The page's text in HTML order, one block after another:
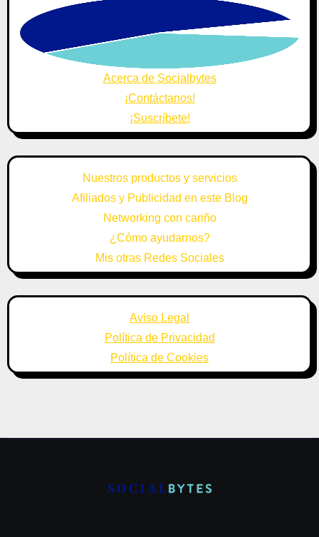
Acerca de Socialbytes
¡Contáctanos!
¡Suscríbete!
Nuestros productos y servicios
Afiliados y Publicidad en este Blog
Networking con cariño
¿Cómo ayudarnos?
Mis otras Redes Sociales
Aviso Legal
Política de Privacidad
Política de Cookies